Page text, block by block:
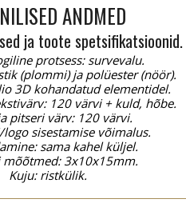
ANDMED
ja toote spetsifikatsioonid.
protsess: survevalu.
(plommi) ja polüester (nöör).
3D kohandatud elementidel.
120 värvi + kuld, hõbe.
pitseri värv: 120 värvi.
sisestamise võimalus.
sama kahel küljel.
mõõtmed: 3x10x15mm.
Kuju: ristkülik.